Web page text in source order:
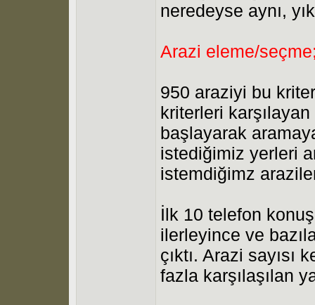
neredeyse aynı,
Arazi eleme/
950 araziyi bu
kriterleri
başlayarak
istediğimiz yerleri
istemdiğimz
İlk 10 telefon
ilerleyince ve
çıktı. Arazi
fazla karşılaşılan